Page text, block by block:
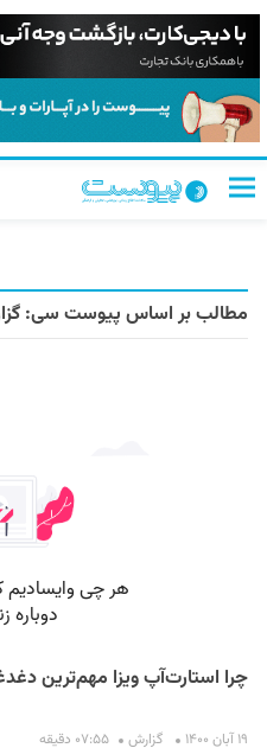
مطالب بر اساس پیوست سی:
چرا استارت‌آپ‌ ویزا مهم‌ترین
۱۹ آبان ۱۴۰۰ گزارش ۰۷:۵۵ دقیقه